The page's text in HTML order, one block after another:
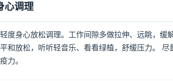
心调理
度身心放松调理。工作间隙多做拉伸、远眺，
和放松，听听轻音乐、看看绿植，舒缓压力。
力。